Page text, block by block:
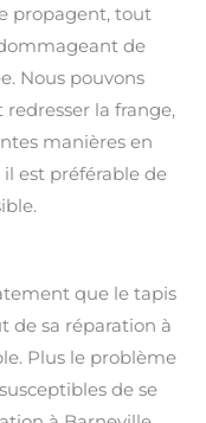
propagent, tout
de
Nous pouvons
la frange,
manières en
est préférable de
que le tapis
de sa réparation à
Plus le problème
de se